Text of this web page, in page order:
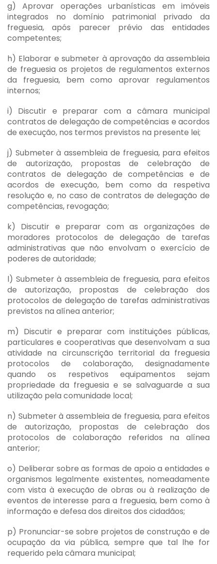
g) Aprovar operações urbanísticas em imóveis
integrados no domínio patrimonial privado da
freguesia, após parecer prévio das entidades
competentes;
h) Elaborar e submeter à aprovação da assembleia
de freguesia os projetos de regulamentos externos
da freguesia, bem como aprovar regulamentos
internos;
i) Discutir e preparar com a câmara municipal
contratos de delegação de competências e acordos
de execução, nos termos previstos na presente lei;
j) Submeter à assembleia de freguesia, para efeitos
de autorização, propostas de celebração de
contratos de delegação de competências e de
acordos de execução, bem como da respetiva
resolução e, no caso de contratos de delegação de
competências, revogação;
k) Discutir e preparar com as organizações de
moradores protocolos de delegação de tarefas
administrativas que não envolvam o exercício de
poderes de autoridade;
l) Submeter à assembleia de freguesia, para efeitos
de autorização, propostas de celebração dos
protocolos de delegação de tarefas administrativas
previstos na alínea anterior;
m) Discutir e preparar com instituições públicas,
particulares e cooperativas que desenvolvam a sua
atividade na circunscrição territorial da freguesia
protocolos de colaboração, designadamente
quando os respetivos equipamentos sejam
propriedade da freguesia e se salvaguarde a sua
utilização pela comunidade local;
n) Submeter à assembleia de freguesia, para efeitos
de autorização, propostas de celebração dos
protocolos de colaboração referidos na alínea
anterior;
o) Deliberar sobre as formas de apoio a entidades e
organismos legalmente existentes, nomeadamente
com vista à execução de obras ou à realização de
eventos de interesse para a freguesia, bem como à
informação e defesa dos direitos dos cidadãos;
p) Pronunciar-se sobre projetos de construção e de
ocupação da via pública, sempre que tal lhe for
requerido pela câmara municipal;